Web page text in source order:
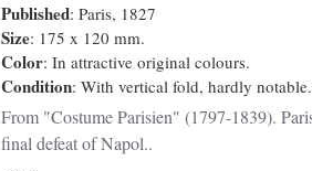
Published: Paris, 1827
Size: 175 x 120 mm.
Color: In attractive original colours.
Condition: With vertical fold, hardly
From "Costume Parisien" (1797-1839).
final defeat of Napol..